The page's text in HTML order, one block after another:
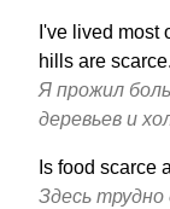
I've lived most
hills are scarce.
Я прожил
деревьев и
Is food scarce
Здесь